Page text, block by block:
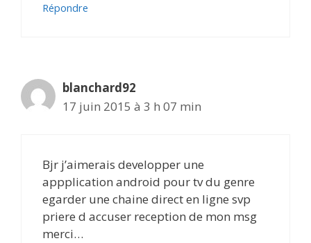
Répondre
blanchard92
17 juin 2015 à 3 h 07 min
Bjr j’aimerais developper une
appplication android pour tv du genre
egarder une chaine direct en ligne svp
priere d accuser reception de mon msg
merci…